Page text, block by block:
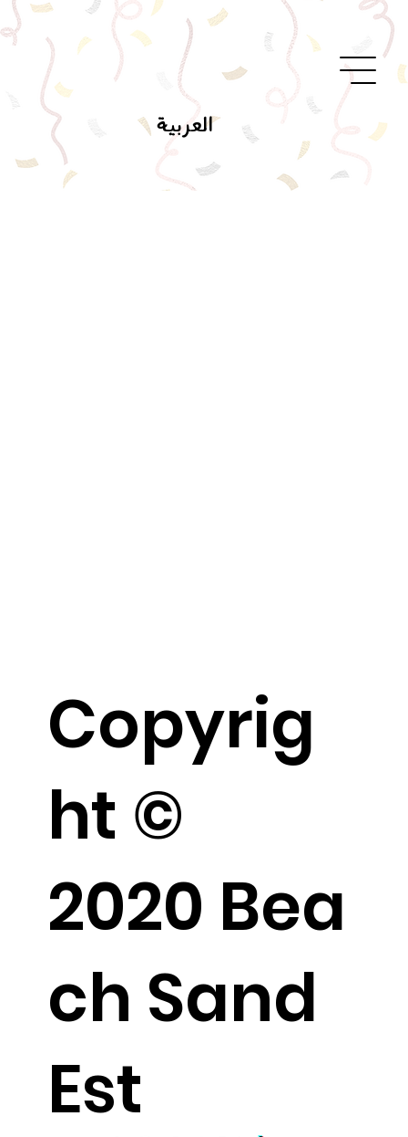
العربية
Copyrig
ht ©
2020 Bea
ch Sand
Est